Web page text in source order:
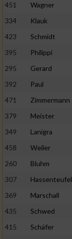
451
Wagner
334
Klauk
423
Schmidt
395
Philippi
295
Gerard
392
Paul
471
Zimmermann
379
Meister
349
Lanigra
458
Weiler
260
Bluhm
307
Hassenteufel
369
Marschall
435
Schwed
415
Schäfer